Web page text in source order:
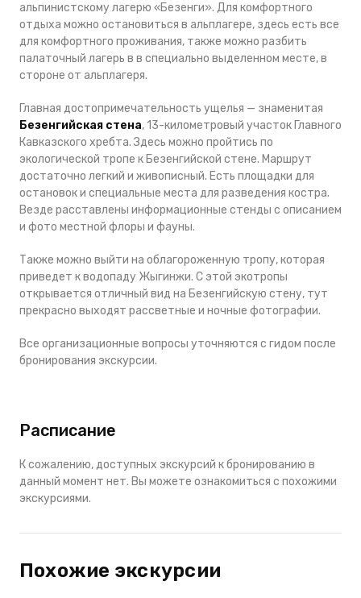
альпинистскому лагерю «Безенги». Для комфортного
отдыха можно остановиться в альплагере, здесь есть все
для комфортного проживания, также можно разбить
палаточный лагерь в в специально выделенном месте, в
стороне от альплагеря.
Главная достопримечательность ущелья — знаменитая
Безенгийская стена, 13-километровый участок Главного
Кавказского хребта. Здесь можно пройтись по
экологической тропе к Безенгийской стене. Маршрут
достаточно легкий и живописный. Есть площадки для
остановок и специальные места для разведения костра.
Везде расставлены информационные стенды с описанием
и фото местной флоры и фауны.
Также можно выйти на облагороженную тропу, которая
приведет к водопаду Жыгинжи. С этой экотропы
открывается отличный вид на Безенгийскую стену, тут
прекрасно выходят рассветные и ночные фотографии.
Все организационные вопросы уточняются с гидом после
бронирования экскурсии.
Расписание
К сожалению, доступных экскурсий к бронированию в
данный момент нет. Вы можете ознакомиться с похожими
экскурсиями.
Похожие экскурсии